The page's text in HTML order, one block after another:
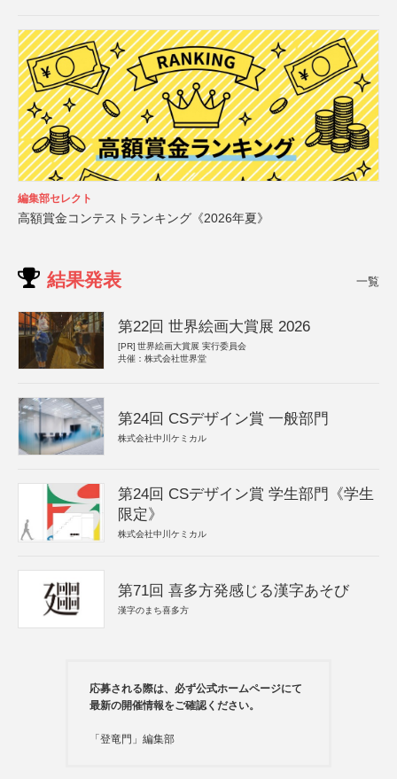
編集部セレクト
高額賞金コンテストランキング《2026年夏》
結果発表 一覧
第22回 世界絵画大賞展 2026
[PR] 世界絵画大賞展 実行委員会
共催：株式会社世界堂
第24回 CSデザイン賞 一般部門
株式会社中川ケミカル
第24回 CSデザイン賞 学生部門《学生
限定》
株式会社中川ケミカル
第71回 喜多方発感じる漢字あそび
漢字のまち喜多方
応募される際は、必ず公式ホームページにて
最新の開催情報をご確認ください。
「登竜門」編集部